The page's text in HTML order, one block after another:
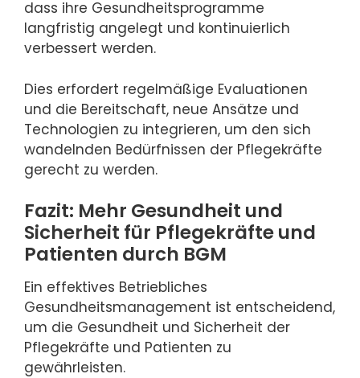
dass ihre Gesundheitsprogramme
langfristig angelegt und kontinuierlich
verbessert werden.
Dies erfordert regelmäßige Evaluationen
und die Bereitschaft, neue Ansätze und
Technologien zu integrieren, um den sich
wandelnden Bedürfnissen der Pflegekräfte
gerecht zu werden.
Fazit: Mehr Gesundheit und
Sicherheit für Pflegekräfte und
Patienten durch BGM
Ein effektives Betriebliches
Gesundheitsmanagement ist entscheidend,
um die Gesundheit und Sicherheit der
Pflegekräfte und Patienten zu
gewährleisten.